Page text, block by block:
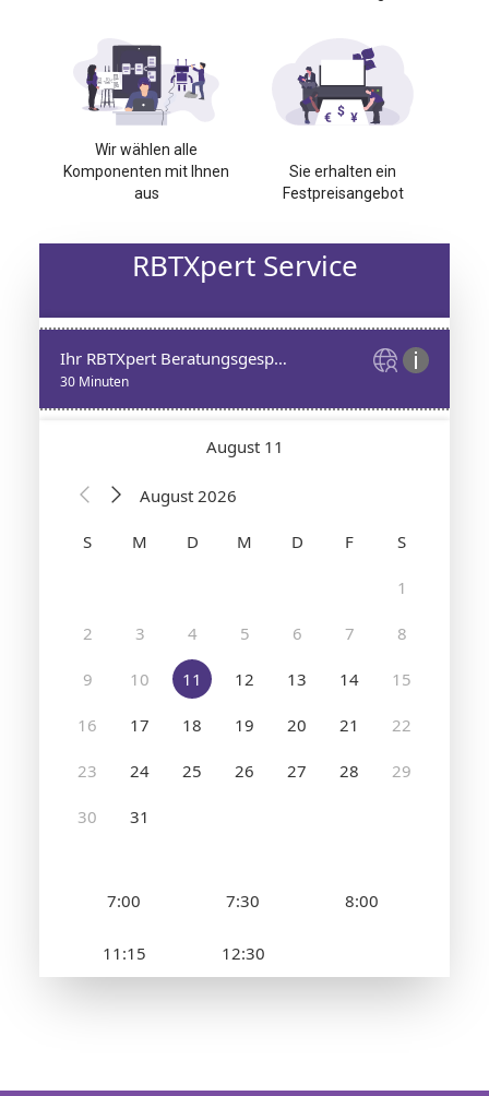
Wir wählen alle
Komponenten mit Ihnen
aus
Sie erhalten ein
Festpreisangebot